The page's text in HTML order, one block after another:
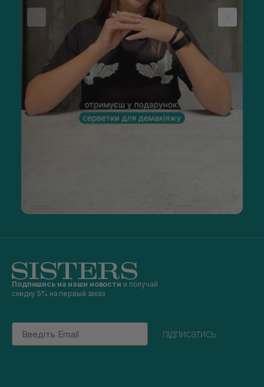
Подпишись на наши новости и получай
скидку 5% на первый заказ
Email
підписатись